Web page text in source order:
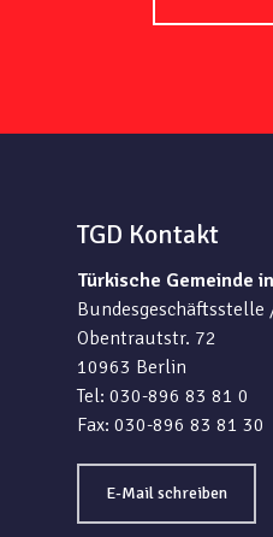
TGD Kontakt
Türkische Gemeinde
Bundesgeschäftsstelle
Obentrautstr. 72
10963 Berlin
Tel: 030-896 83 81 0
Fax: 030-896 83 81 30
E-Mail schreiben